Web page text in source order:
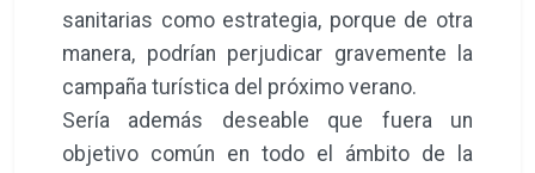
sanitarias como estrategia, porque de otra
manera, podrían perjudicar gravemente la
campaña turística del próximo verano.
Sería además deseable que fuera un
objetivo común en todo el ámbito de la